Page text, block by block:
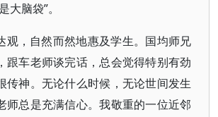
大脑袋”。
观，自然而然地惠及学生。国均师兄
跟车老师谈完话，总会觉得特别有劲
传神。无论什么时候，无论世间发生
师总是充满信心。我敬重的一位近邻